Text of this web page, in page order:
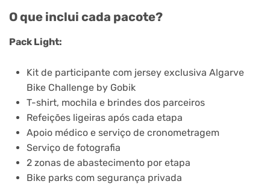
O que inclui cada pacote?
Pack Light:
Kit de participante com jersey exclusiva Algarve
Bike Challenge by Gobik
T-shirt, mochila e brindes dos parceiros
Refeições ligeiras após cada etapa
Apoio médico e serviço de cronometragem
Serviço de fotografia
2 zonas de abastecimento por etapa
Bike parks com segurança privada